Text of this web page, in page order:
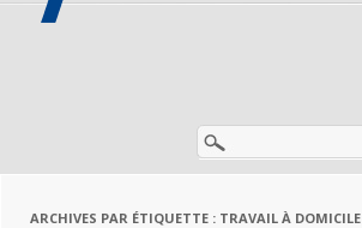
ARCHIVES PAR ÉTIQUETTE : TRAVAIL À DOMICILE